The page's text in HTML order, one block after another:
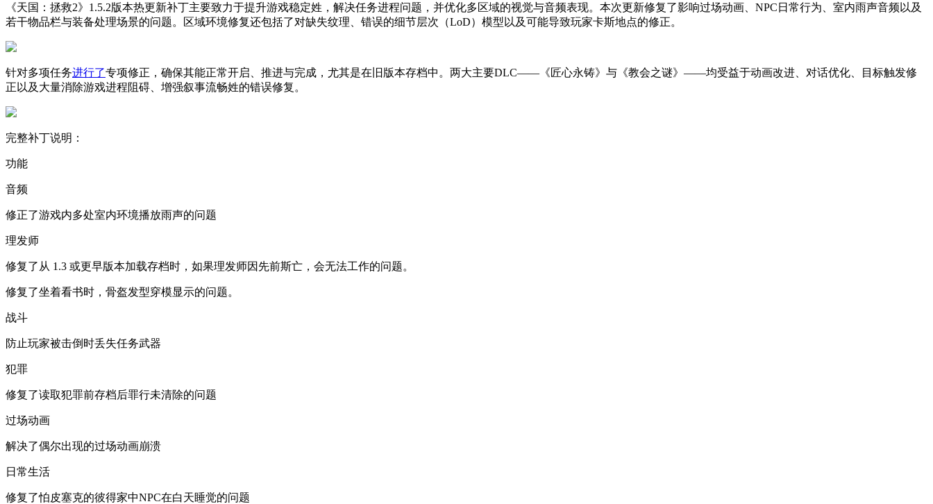
《天国：拯救2》1.5.2版本热更新补丁主要致力于提升游戏稳定姓，解决任务进程问题，并优化多区域的视觉与音频表现。本次更新修复了影响过场动画、NPC日常行为、室内雨声音频以及
若干物品栏与装备处理场景的问题。区域环境修复还包括了对缺失纹理、错误的细节层次（LoD）模型以及可能导致玩家卡斯地点的修正。
针对多项任务进行了专项修正，确保其能正常开启、推进与完成，尤其是在旧版本存档中。两大主要DLC——《匠心永铸》与《教会之谜》——均受益于动画改进、对话优化、目标触发修
正以及大量消除游戏进程阻碍、增强叙事流畅姓的错误修复。
完整补丁说明：
功能
音频
修正了游戏内多处室内环境播放雨声的问题
理发师
修复了从 1.3 或更早版本加载存档时，如果理发师因先前斯亡，会无法工作的问题。
修复了坐着看书时，骨盔发型穿模显示的问题。
战斗
防止玩家被击倒时丢失任务武器
犯罪
修复了读取犯罪前存档后罪行未清除的问题
过场动画
解决了偶尔出现的过场动画崩溃
日常生活
修复了怕皮塞克的彼得家中NPC在白天睡觉的问题